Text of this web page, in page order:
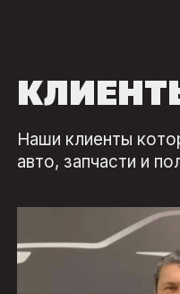
Наши клиенты
авто, запчасти и